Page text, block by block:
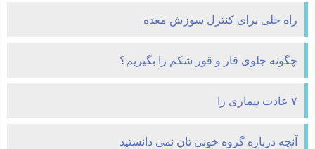
راه حلی برای کنترل سوزش معده
چگونه جلوی قار و قور شکم را بگیریم؟
۷ عادت بیماری زا
آنچه درباره گروه خونی تان نمی دانستید